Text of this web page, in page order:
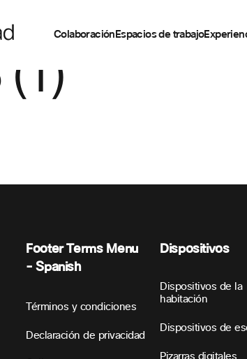
ColaboraciónEspacios de trabajo
(1)
Footer Terms Menu
- Spanish
Términos y condiciones
Declaración de privacidad
Dispositivos
Dispositivos de la
habitación
Dispositivos de
Pizarras digitales